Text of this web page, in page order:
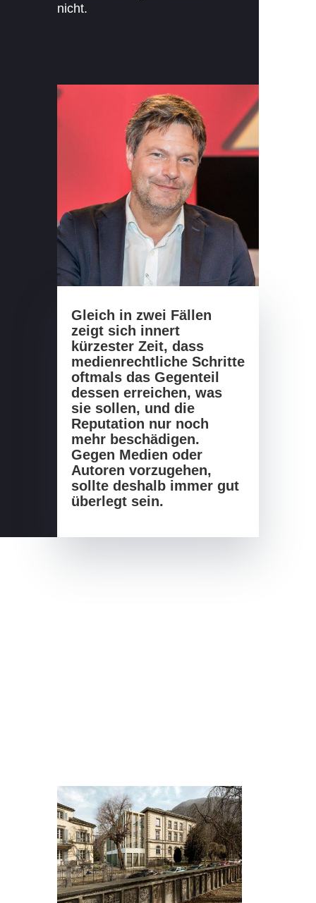
nicht.
Gleich in zwei Fällen
zeigt sich innert
kürzester Zeit, dass
medienrechtliche Schritte
oftmals das Gegenteil
dessen erreichen, was
sie sollen, und die
Reputation nur noch
mehr beschädigen.
Gegen Medien oder
Autoren vorzugehen,
sollte deshalb immer gut
überlegt sein.